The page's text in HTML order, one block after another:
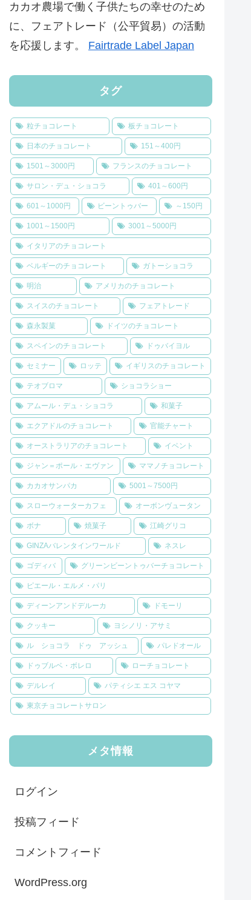
カカオ農場で働く子供たちの幸せのため
に、フェアトレード（公平貿易）の活動
を応援します。 Fairtrade Label Japan
タグ
粒チョコレート 板チョコレート
日本のチョコレート 151～400円
1501～3000円 フランスのチョコレート
サロン・デュ・ショコラ 401～600円
601～1000円 ビーントゥバー ～150円
1001～1500円 3001～5000円
イタリアのチョコレート
ベルギーのチョコレート ガトーショコラ
明治 アメリカのチョコレート
スイスのチョコレート フェアトレード
森永製菓 ドイツのチョコレート
スペインのチョコレート ドゥバイヨル
セミナー ロッテ イギリスのチョコレート
テオブロマ ショコラショー
アムール・デュ・ショコラ 和菓子
エクアドルのチョコレート 官能チャート
オーストラリアのチョコレート イベント
ジャン＝ポール・エヴァン ママノチョコレート
カカオサンパカ 5001～7500円
スローウォーターカフェ オーボンヴュータン
ボナ 焼菓子 江崎グリコ
GINZAバレンタインワールド ネスレ
ゴディバ グリーンビーントゥバーチョコレート
ピエール・エルメ・パリ
ディーンアンドデルーカ ドモーリ
クッキー ヨシノリ・アサミ
ル ショコラ ドゥ アッシュ パレドオール
ドゥブルベ・ボレロ ローチョコレート
デルレイ パティシエ エス コヤマ
東京チョコレートサロン
メタ情報
ログイン
投稿フィード
コメントフィード
WordPress.org